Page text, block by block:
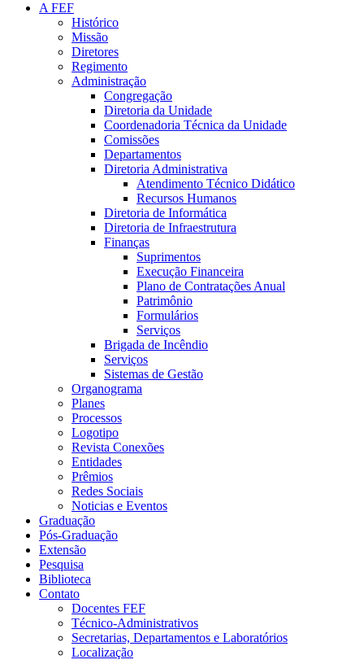
A FEF
Histórico
Missão
Diretores
Regimento
Administração
Congregação
Diretoria da Unidade
Coordenadoria Técnica da Unidade
Comissões
Departamentos
Diretoria Administrativa
Atendimento Técnico Didático
Recursos Humanos
Diretoria de Informática
Diretoria de Infraestrutura
Finanças
Suprimentos
Execução Financeira
Plano de Contratações Anual
Patrimônio
Formulários
Serviços
Brigada de Incêndio
Serviços
Sistemas de Gestão
Organograma
Planes
Processos
Logotipo
Revista Conexões
Entidades
Prêmios
Redes Sociais
Noticias e Eventos
Graduação
Pós-Graduação
Extensão
Pesquisa
Biblioteca
Contato
Docentes FEF
Técnico-Administrativos
Secretarias, Departamentos e Laboratórios
Localização